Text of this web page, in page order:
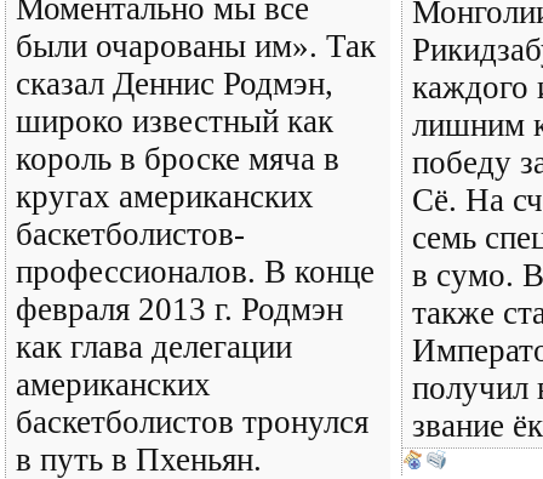
Моментально мы все
были очарованы им». Так
сказал Деннис Родмэн,
широко известный как
король в броске мяча в
кругах американских
баскетболистов-
профессионалов. В конце
февраля 2013 г. Родмэн
как глава делегации
американских
баскетболистов тронулся
в путь в Пхеньян.
каждого
лишним
победу
Сё. На
семь
в сумо.
также
получил
звание